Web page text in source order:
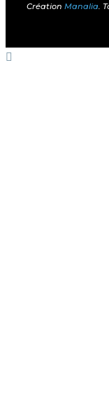
Création Manalia .